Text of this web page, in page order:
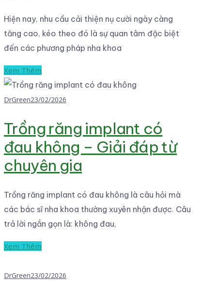
Hiện nay, nhu cầu cải thiện nụ cười ngày càng
tăng cao, kéo theo đó là sự quan tâm đặc biệt
đến các phương pháp nha khoa
Xem Thêm
DrGreen23/02/2026
Trồng răng implant có
đau không – Giải đáp từ
chuyên gia
Trồng răng implant có đau không là câu hỏi mà
các bác sĩ nha khoa thường xuyên nhận được. Câu
trả lời ngắn gọn là: không đau,
Xem Thêm
DrGreen23/02/2026